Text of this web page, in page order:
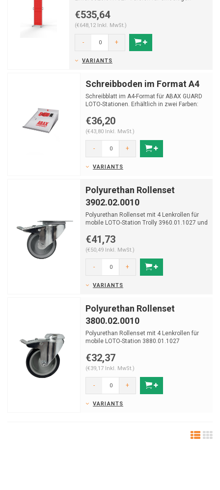
€535,64
(€648,12 Inkl. MwSt.)
- +
VARIANTS
Schreibboden im Format A4
Schreibblatt im A4-Format für ABAX GUARD
LOTO-Stationen. Erhältlich in zwei Farben:
€36,20
(€43,80 Inkl. MwSt.)
- +
VARIANTS
Polyurethan Rollenset
3902.02.0010
Polyurethan Rollenset mit 4 Lenkrollen für
mobile LOTO-Station Trolly 3960.01.1027 und
€41,73
(€50,49 Inkl. MwSt.)
- +
VARIANTS
Polyurethan Rollenset
3800.02.0010
Polyurethan Rollenset mit 4 Lenkrollen für
mobile LOTO-Station 3880.01.1027
€32,37
(€39,17 Inkl. MwSt.)
- +
VARIANTS